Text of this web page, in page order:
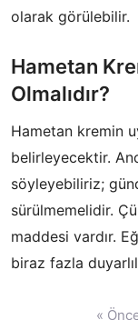
olarak görülebilir.
Hametan
Olmalıdır?
Hametan kremin
belirleyecektir.
söyleyebiliriz;
sürülmemelidir.
maddesi vardır.
biraz fazla
«